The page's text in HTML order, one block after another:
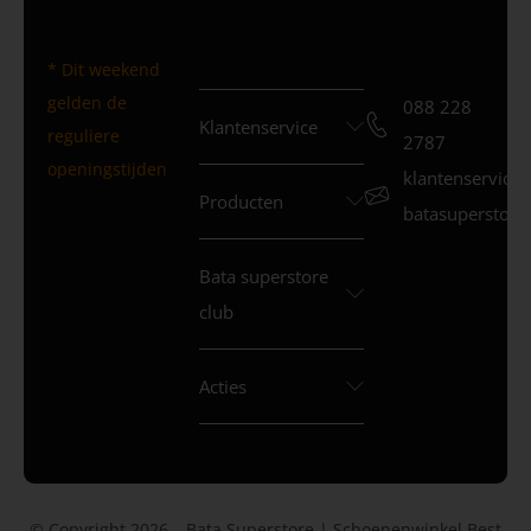
* Dit weekend
gelden de
reguliere
openingstijden
Klantenservice
Producten
Bata superstore
club
Acties
088 228
2787